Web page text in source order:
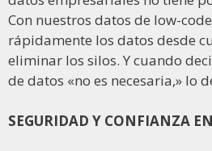
Con nuestros datos de low-
rápidamente los datos desde
eliminar los silos. Y cuando
de datos «no es necesaria,» lo
SEGURIDAD Y CONFIANZA